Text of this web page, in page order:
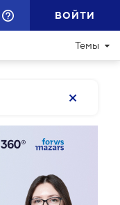
ВОЙТИ
Темы